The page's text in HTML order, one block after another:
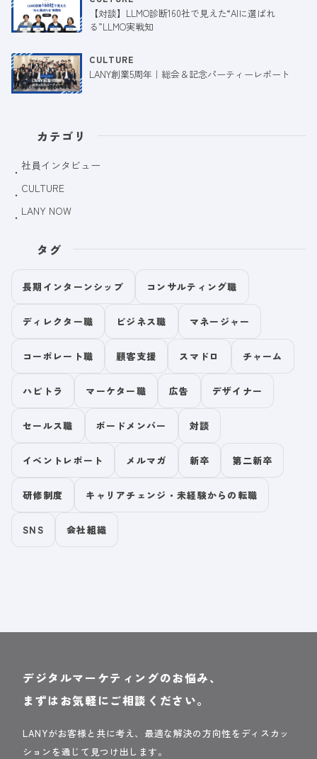
【対談】LLMO診断160社で見えた“AIに選ばれ
る”LLMO実戦知
CULTURE
LANY創業5周年｜総会＆記念パーティーレポート
カテゴリ
社員インタビュー
CULTURE
LANY NOW
タグ
長期インターンシップ コンサルティング職
ディレクター職 ビジネス職 マネージャー
コーポレート職 顧客支援 スマドロ チャーム
ハピトラ マーケター職 広告 デザイナー
セールス職 ボードメンバー 対談
イベントレポート メルマガ 新卒 第二新卒
研修制度 キャリアチェンジ・未経験からの転職
SNS 会社組織
デジタルマーケティングのお悩み、
まずはお気軽にご相談ください。
LANYがお客様と共に考え、最適な解決の方向性をディスカッ
ションを通じて見つけ出します。